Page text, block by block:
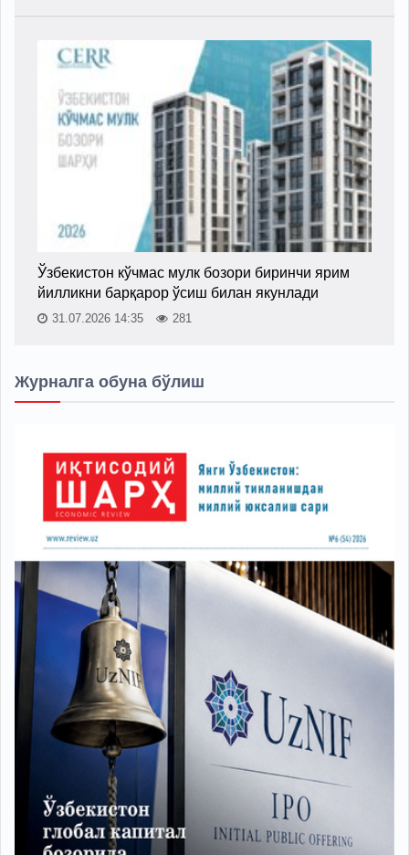
Ўзбекистон кўчмас мулк бозори биринчи ярим
йилликни барқарор ўсиш билан якунлади
31.07.2026 14:35 281
Журналга обуна бўлиш